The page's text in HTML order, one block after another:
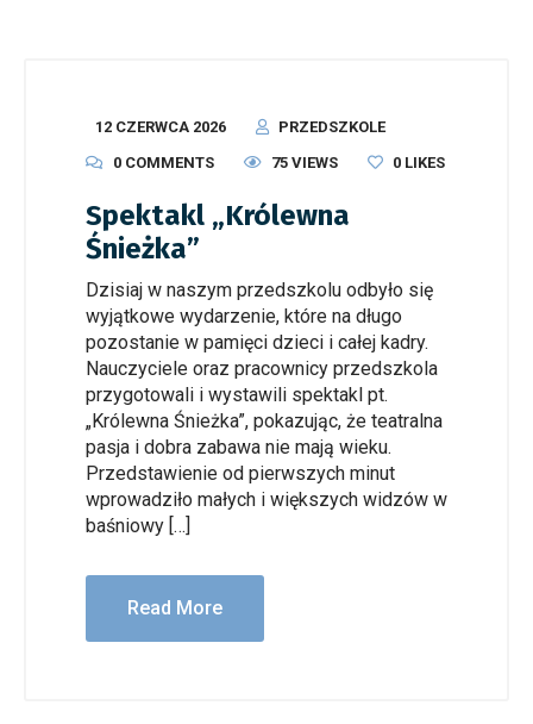
12 CZERWCA 2026
PRZEDSZKOLE
0 COMMENTS
75 VIEWS 0 LIKES
Spektakl „Królewna
Śnieżka”
Dzisiaj w naszym przedszkolu odbyło się
wyjątkowe wydarzenie, które na długo
pozostanie w pamięci dzieci i całej kadry.
Nauczyciele oraz pracownicy przedszkola
przygotowali i wystawili spektakl pt.
„Królewna Śnieżka”, pokazując, że teatralna
pasja i dobra zabawa nie mają wieku.
Przedstawienie od pierwszych minut
wprowadziło małych i większych widzów w
baśniowy […]
Read More